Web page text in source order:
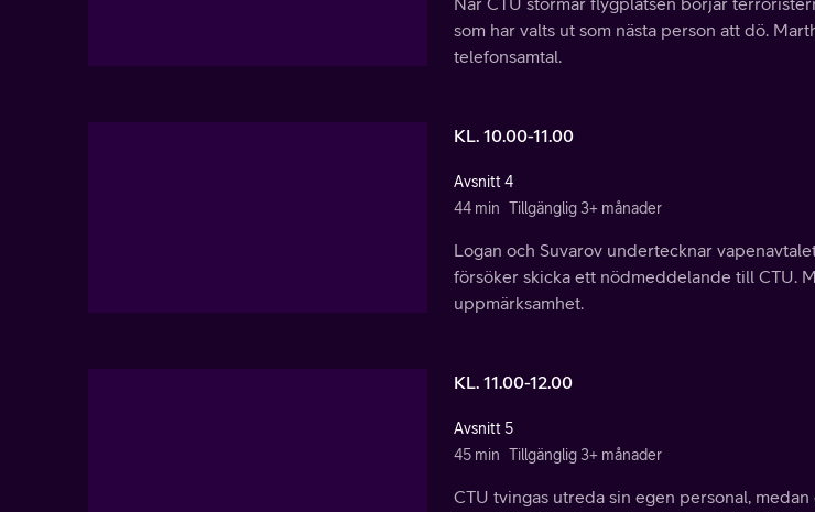
som har valts ut som nästa person att dö.
telefonsamtal.
KL. 10.00-11.00
Avsnitt 4
44 min Tillgänglig 3+ månader
Logan och Suvarov undertecknar
försöker skicka ett nödmeddelande till CTU.
uppmärksamhet.
KL. 11.00-12.00
Avsnitt 5
45 min Tillgänglig 3+ månader
CTU tvingas utreda sin egen personal,